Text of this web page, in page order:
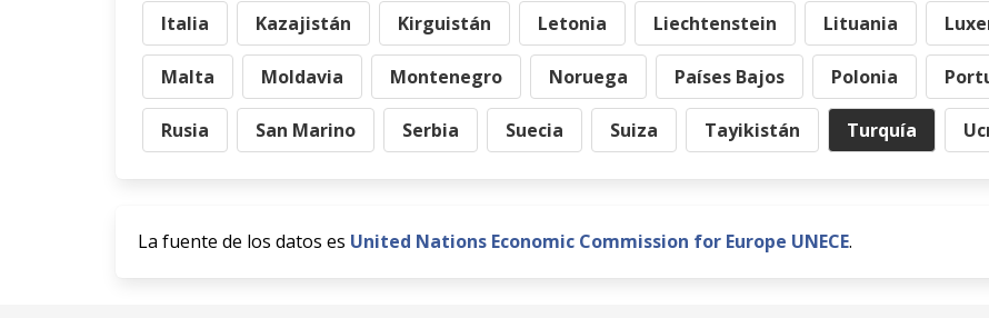
Italia Kazajistán Kirguistán Letonia Liechtenstein Lituania
Malta Moldavia Montenegro Noruega Países Bajos Polonia
Rusia San Marino Serbia Suecia Suiza Tayikistán Turquía
La fuente de los datos es United Nations Economic Commission for Europe UNECE.